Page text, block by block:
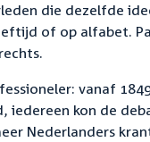
die dezelfde
of op alfabet.
vanaf
iedereen kon de
Nederlanders